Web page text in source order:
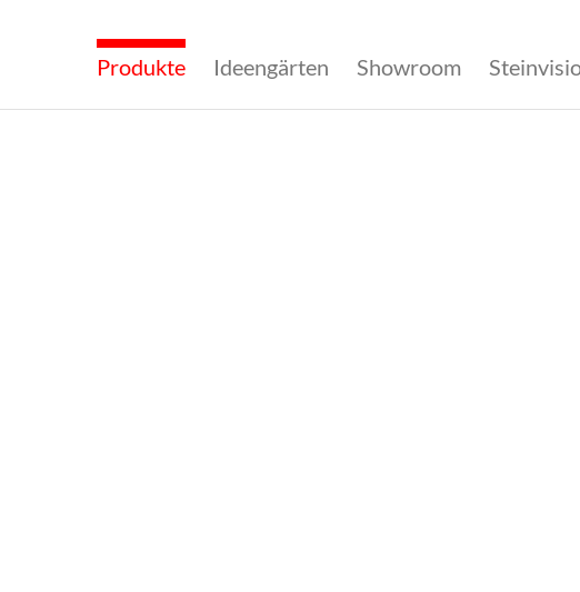
Produkte Ideengärten Showroom